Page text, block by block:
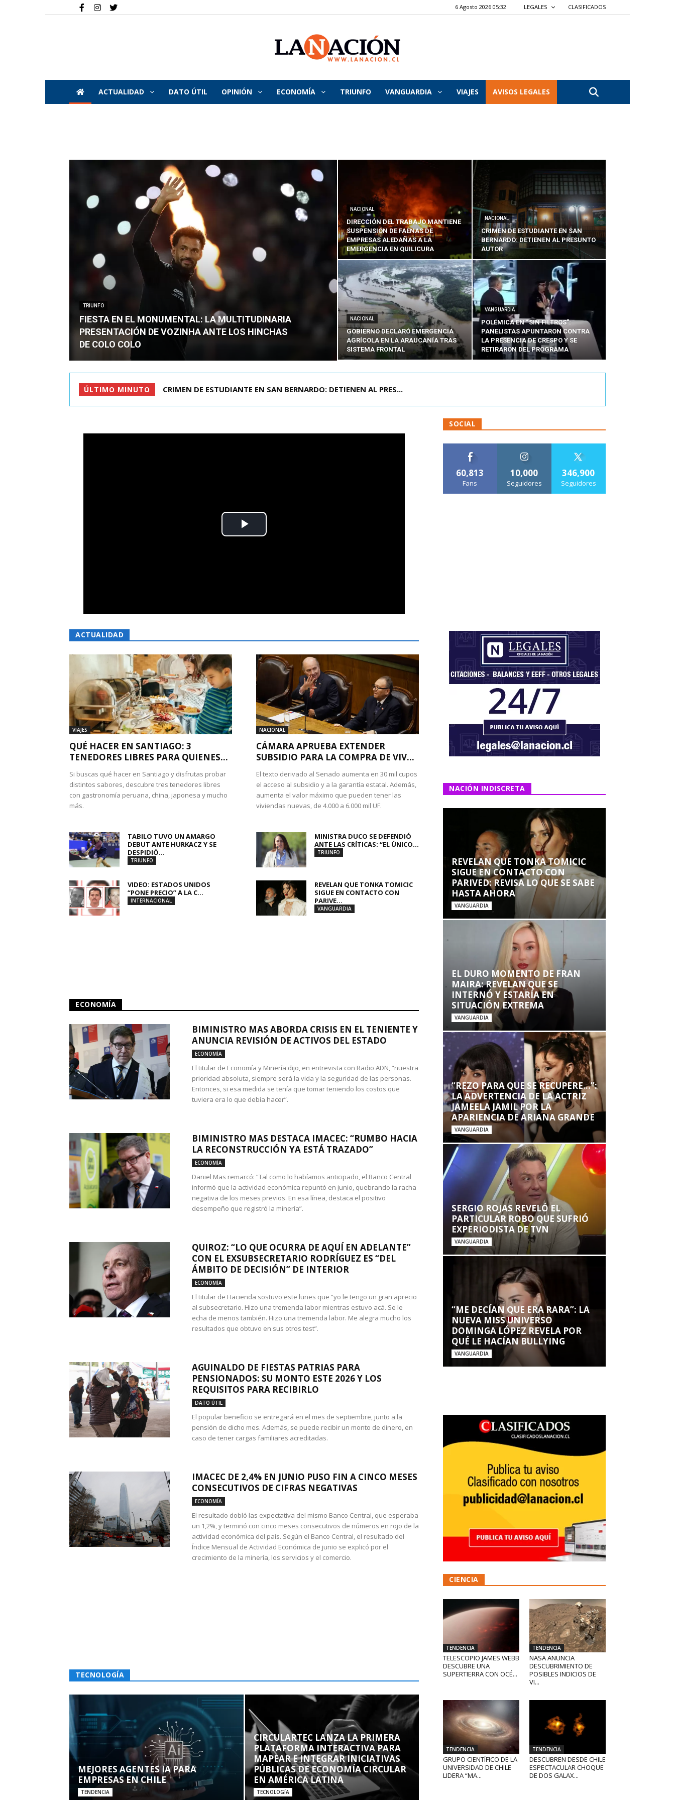
6 Agosto 2026 05:32 LEGALES CLASIFICADOS
La
Nación
ACTUALIDAD DATO ÚTIL OPINIÓN ECONOMÍA TRIUNFO VANGUARDIA VIAJES AVISOS LEGALES
TRIUNFO
FIESTA EN EL MONUMENTAL: LA MULTITUDINARIA
PRESENTACIÓN DE VOZINHA ANTE LOS HINCHAS
DE COLO COLO
NACIONAL
DIRECCIÓN DEL TRABAJO MANTIENE
SUSPENSIÓN DE FAENAS DE
EMPRESAS ALEDAÑAS A LA
EMERGENCIA EN QUILICURA
NACIONAL
CRIMEN DE ESTUDIANTE EN SAN
BERNARDO: DETIENEN AL PRESUNTO
AUTOR
NACIONAL
GOBIERNO DECLARÓ EMERGENCIA
AGRÍCOLA EN LA ARAUCANÍA TRAS
SISTEMA FRONTAL
VANGUARDIA
POLÉMICA EN “SIN FILTROS”:
PANELISTAS APUNTARON CONTRA
LA PRESENCIA DE CRESPO Y SE
RETIRARON DEL PROGRAMA
ÚLTIMO MINUTO FIESTA EN EL MONUMENTAL: LA MULTITUDINARIA PRESENTACIÓ...
CRIMEN DE ESTUDIANTE EN SAN BERNARDO: DETIENEN AL PRES...
ACTUALIDAD
VIAJES
QUÉ HACER EN SANTIAGO: 3
TENEDORES LIBRES PARA QUIENES...
Si buscas qué hacer en Santiago y disfrutas probar
distintos sabores, descubre tres tenedores libres
con gastronomía peruana, china, japonesa y mucho
más.
NACIONAL
CÁMARA APRUEBA EXTENDER
SUBSIDIO PARA LA COMPRA DE VIV...
El texto derivado al Senado aumenta en 30 mil cupos
el acceso al subsidio y a la garantía estatal. Además,
aumenta el valor máximo que pueden tener las
viviendas nuevas, de 4.000 a 6.000 mil UF.
TABILO TUVO UN AMARGO
DEBUT ANTE HURKACZ Y SE
DESPIDIÓ...
TRIUNFO
MINISTRA DUCO SE DEFENDIÓ
ANTE LAS CRÍTICAS: “EL ÚNICO...
TRIUNFO
VIDEO: ESTADOS UNIDOS
“PONE PRECIO” A LA C...
INTERNACIONAL
REVELAN QUE TONKA TOMICIC
SIGUE EN CONTACTO CON
PARIVE...
VANGUARDIA
ECONOMÍA
BIMINISTRO MAS ABORDA CRISIS EN EL TENIENTE Y
ANUNCIA REVISIÓN DE ACTIVOS DEL ESTADO
ECONOMÍA
El titular de Economía y Minería dijo, en entrevista con Radio ADN, “nuestra
prioridad absoluta, siempre será la vida y la seguridad de las personas.
Entonces, si esa medida se tenía que tomar teniendo los costos que
tuviera era lo que debía hacer”.
BIMINISTRO MAS DESTACA IMACEC: “RUMBO HACIA
LA RECONSTRUCCIÓN YA ESTÁ TRAZADO”
ECONOMÍA
Daniel Mas remarcó: “Tal como lo habíamos anticipado, el Banco Central
informó que la actividad económica repuntó en junio, quebrando la racha
negativa de los meses previos. En esa línea, destaca el positivo
desempeño que registró la minería”.
QUIROZ: “LO QUE OCURRA DE AQUÍ EN ADELANTE”
CON EL EXSUBSECRETARIO RODRÍGUEZ ES “DEL
ÁMBITO DE DECISIÓN” DE INTERIOR
ECONOMÍA
El titular de Hacienda sostuvo este lunes que “yo le tengo un gran aprecio
al subsecretario. Hizo una tremenda labor mientras estuvo acá. Se le
echa de menos también. Hizo una tremenda labor. Me alegra mucho los
resultados que obtuvo en sus otros test”.
AGUINALDO DE FIESTAS PATRIAS PARA
PENSIONADOS: SU MONTO ESTE 2026 Y LOS
REQUISITOS PARA RECIBIRLO
DATO ÚTIL
El popular beneficio se entregará en el mes de septiembre, junto a la
pensión de dicho mes. Además, se puede recibir un monto de dinero, en
caso de tener cargas familiares acreditadas.
IMACEC DE 2,4% EN JUNIO PUSO FIN A CINCO MESES
CONSECUTIVOS DE CIFRAS NEGATIVAS
ECONOMÍA
El resultado dobló las expectativa del mismo Banco Central, que esperaba
un 1,2%, y terminó con cinco meses consecutivos de números en rojo de la
actividad económica del país. Según el Banco Central, el resultado del
Índice Mensual de Actividad Económica de junio se explicó por el
crecimiento de la minería, los servicios y el comercio.
TECNOLOGÍA
MEJORES AGENTES IA PARA
EMPRESAS EN CHILE
TENDENCIA
CIRCULARTEC LANZA LA PRIMERA
PLATAFORMA INTERACTIVA PARA
MAPEAR E INTEGRAR INICIATIVAS
PÚBLICAS DE ECONOMÍA CIRCULAR
EN AMÉRICA LATINA
TECNOLOGÍA
SOCIAL
60,813
Fans
10,000
Seguidores
346,900
Seguidores
NACIÓN INDISCRETA
REVELAN QUE TONKA TOMICIC
SIGUE EN CONTACTO CON
PARIVED: REVISA LO QUE SE SABE
HASTA AHORA
VANGUARDIA
EL DURO MOMENTO DE FRAN
MAIRA: REVELAN QUE SE
INTERNÓ Y ESTARÍA EN
SITUACIÓN EXTREMA
VANGUARDIA
“REZO PARA QUE SE RECUPERE…”:
LA ADVERTENCIA DE LA ACTRIZ
JAMEELA JAMIL POR LA
APARIENCIA DE ARIANA GRANDE
VANGUARDIA
SERGIO ROJAS REVELÓ EL
PARTICULAR ROBO QUE SUFRIÓ
EXPERIODISTA DE TVN
VANGUARDIA
“ME DECÍAN QUE ERA RARA”: LA
NUEVA MISS UNIVERSO
DOMINGA LÓPEZ REVELA POR
QUÉ LE HACÍAN BULLYING
VANGUARDIA
CIENCIA
TENDENCIA
TELESCOPIO JAMES WEBB
DESCUBRE UNA
SUPERTIERRA CON OCÉ...
TENDENCIA
NASA ANUNCIA
DESCUBRIMIENTO DE
POSIBLES INDICIOS DE
VI...
TENDENCIA
GRUPO CIENTÍFICO DE LA
UNIVERSIDAD DE CHILE
LIDERA “MA...
TENDENCIA
DESCUBREN DESDE CHILE
ESPECTACULAR CHOQUE
DE DOS GALAX...